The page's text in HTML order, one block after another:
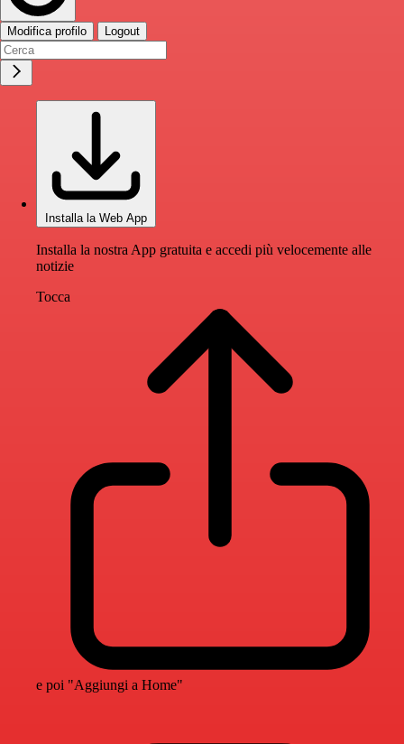
Modifica profilo Logout
Installa la Web App
Installa la nostra App gratuita e accedi più velocemente alle
notizie
Tocca
e poi "Aggiungi a Home"